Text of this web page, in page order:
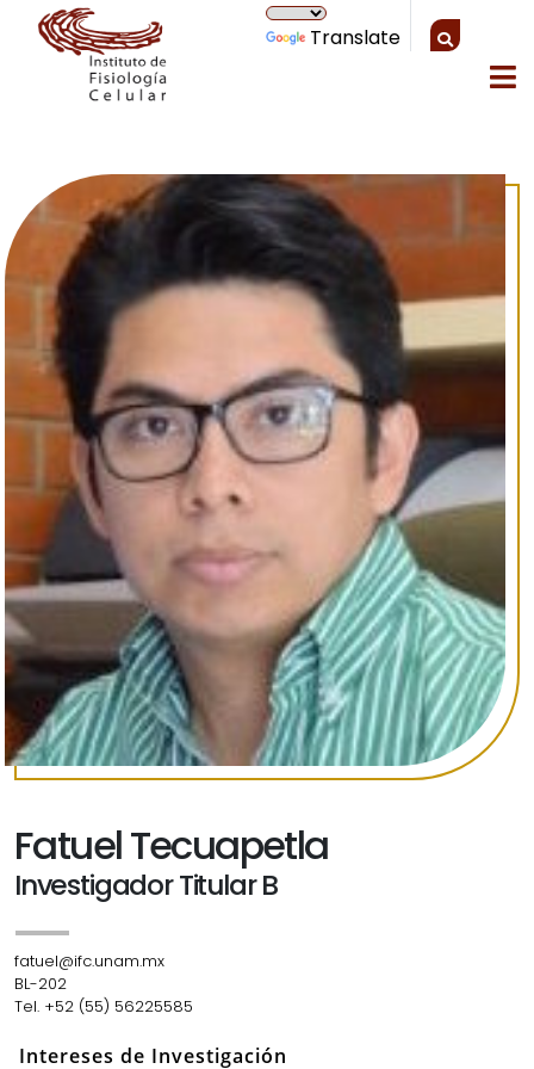
Translate
Fatuel Tecuapetla
Investigador Titular B
fatuel@ifc.unam.mx
BL-202
Tel. +52 (55) 56225585
Intereses de Investigación